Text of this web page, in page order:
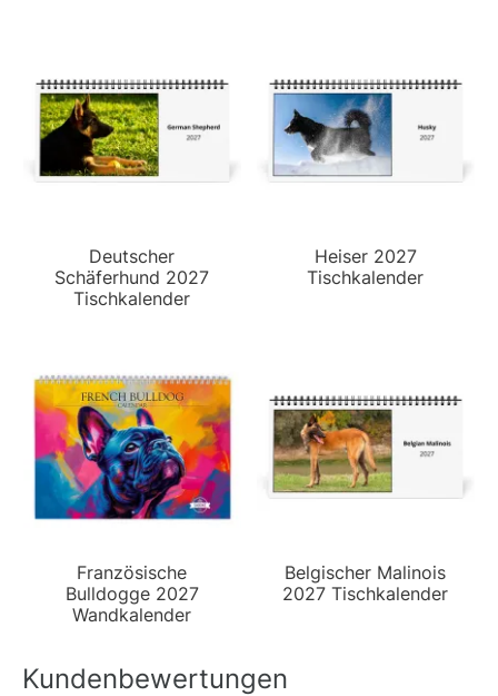
Deutscher
Schäferhund 2027
Tischkalender
Heiser 2027
Tischkalender
Französische
Bulldogge 2027
Wandkalender
Belgischer Malinois
2027 Tischkalender
Kundenbewertungen